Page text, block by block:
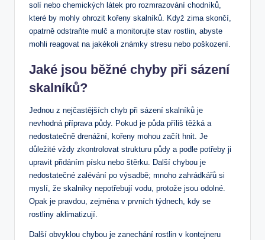
solí nebo chemických látek pro rozmrazování chodníků,
které by mohly ohrozit kořeny skalníků. Když zima skončí,
opatrně odstraňte mulč a monitorujte stav rostlin, abyste
mohli reagovat na jakékoli známky stresu nebo poškození.
Jaké jsou běžné chyby při sázení
skalníků?
Jednou z nejčastějších chyb při sázení skalníků je
nevhodná příprava půdy. Pokud je půda příliš těžká a
nedostatečně drenážní, kořeny mohou začít hnit. Je
důležité vždy zkontrolovat strukturu půdy a podle potřeby ji
upravit přidáním písku nebo štěrku. Další chybou je
nedostatečné zalévání po výsadbě; mnoho zahrádkářů si
myslí, že skalníky nepotřebují vodu, protože jsou odolné.
Opak je pravdou, zejména v prvních týdnech, kdy se
rostliny aklimatizují.
Další obvyklou chybou je zanechání rostlin v kontejneru